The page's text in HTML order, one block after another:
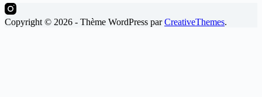
Copyright © 2026 - Thème WordPress parCreativeThemes.